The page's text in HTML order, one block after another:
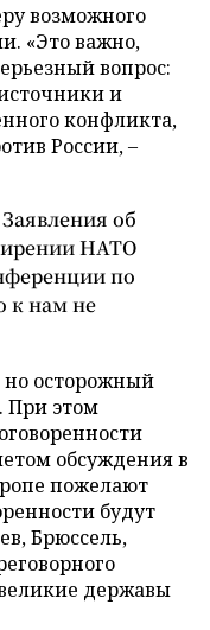
возможного
«Это важно,
вопрос:
и
конфликта,
России, –
об
НАТО
по
к нам не
но осторожный
При этом
обсуждения в
пожелают
будут
Брюссель,
державы